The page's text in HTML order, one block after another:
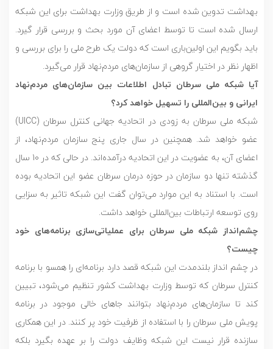
بهداشت تدوین شده است و از طریق وزارت بهداشت برای این شبکه
ارسال شده است تا توسط اعضای آن مورد بحث و بررسی قرار گیرد.
باید بگویم این اولین‌باری است که دولت یک طرح ملی را برای بررسی و
اظهار نظر در اختیار گروهی از سازمان‌های مردم‌نهاد قرار می‌گیرد.
آیا شبکه ملی سرطان تبادل اطلاعات بین سازمان‌های مردم‌نهاد
ایرانی و بین‌المللی را تسهیل خواهد کرد؟
شبکه ملی سرطان به زودی در اتحادیه جهانی کنترل سرطان (UICC)
عضو خواهد شد. همچنین در سال جاری پنج سازمان مردم‌نهاد، از
اعضای آن، به عضویت در این اتحادیه درآمده‌اند. در حالی که در 10 سال
گذشته تنها دو سازمان در حوزه درمان سرطان عضو این اتحادیه بوده
است. با استناد به این موارد می‌توان گفت این شبکه تاثیر به سزایی
روی توسعه ارتباطات بین‌المللی خواهد داشت.
چشم‌انداز شبکه ملی سرطان برای عملیاتی‌سازی برنامه‌های خود
چیست؟
در چشم انداز بلندمدت این شبکه قصد دارد برنامه‌ای را همسو با برنامه
کنترل سرطان که توسط وزارت بهداشت کشور تنظیم می‌شود، تبیین
کند تا سازمان‌های مردم‌نهاد بتوانند جاهای خالی موجود در برنامه
پویش ملی سرطان را با استفاده از ظرفیت خود پر کنند. در این همکاری
سازنده قرار نیست این شبکه وظایف دولت را بر عهده بگیرد بلکه